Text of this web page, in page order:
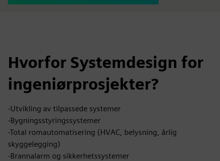
Hvorfor Systemdesign for
ingeniørprosjekter?
-Utvikling av tilpassede systemer
-Bygningsstyringssystemer
-Total romautomatisering (HVAC, belysning, årlig
skyggelegging)
-Brannalarm og sikkerhetssystemer